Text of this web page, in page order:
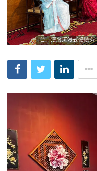
台中漢服沉浸式體驗